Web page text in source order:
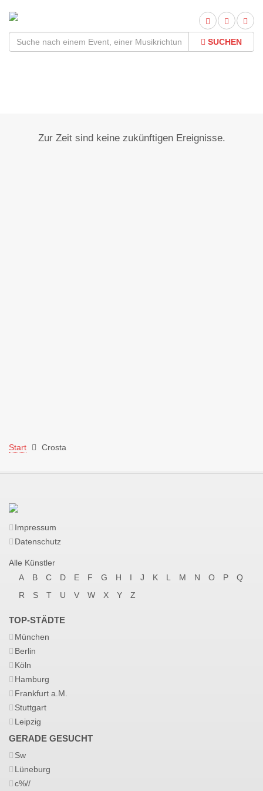
SUCHEN
Zur Zeit sind keine zukünftigen Ereignisse.
Start Crosta
Impressum
Datenschutz
Alle Künstler
A
B C D E F G H I J K L M N O P
Q
R
S T U V W X Y Z
TOP-STÄDTE
München
Berlin
Köln
Hamburg
Frankfurt a.M.
Stuttgart
Leipzig
GERADE GESUCHT
Sw
Lüneburg
c%//